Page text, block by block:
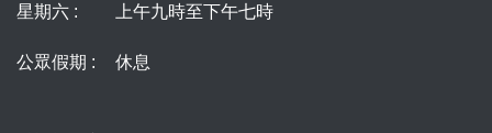
星期六 : 上午九時至下午七時
公眾假期 : 休息